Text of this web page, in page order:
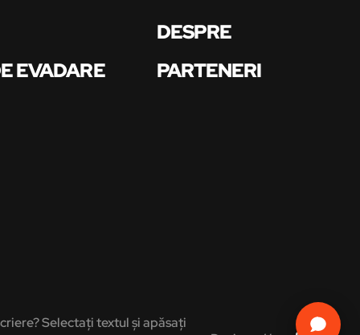
DESPRE
EVADARE
PARTENERI
Selectați textul și apăsați